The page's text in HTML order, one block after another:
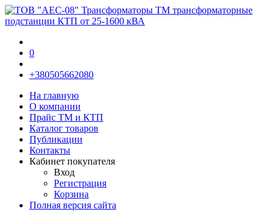
0
+380505662080
На главную
О компании
Прайс TM и КТП
Каталог товаров
Публикации
Контакты
Кабинет покупателя
Вход
Регистрация
Корзина
Полная версия сайта